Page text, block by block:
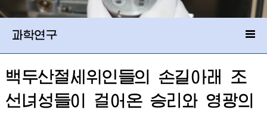
과학연구
백두산절세위인들의 손길아래 조
선녀성들이 걸어온 승리와 영광의